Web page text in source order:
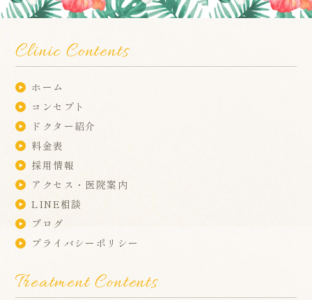
Clinic Contents
ホーム
コンセプト
ドクター紹介
料金表
採用情報
アクセス・医院案内
LINE相談
ブログ
プライバシーポリシー
Treatment Contents